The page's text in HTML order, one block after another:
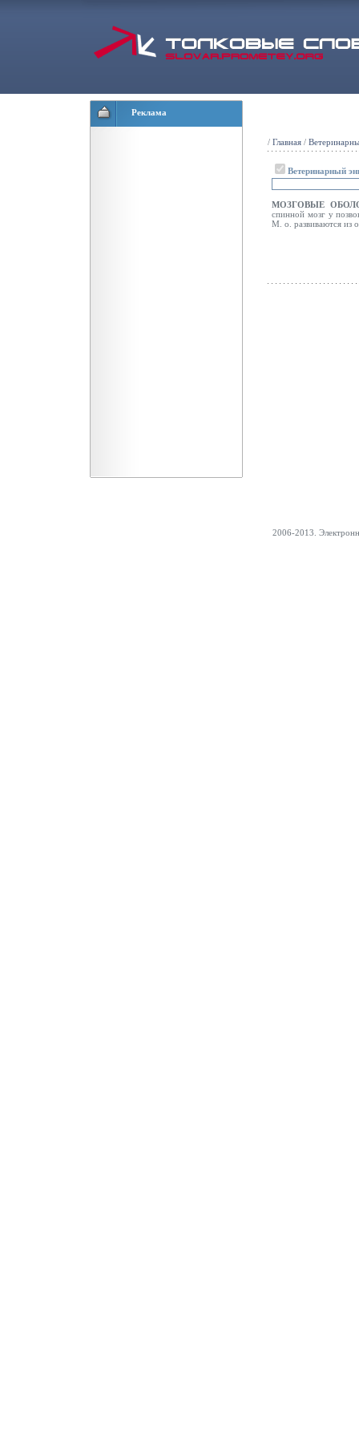
Реклама
/ Главная /
Ветеринарный
МОЗГОВЫЕ
спинной мозг у
М. о. развиваются из
2006-2013.